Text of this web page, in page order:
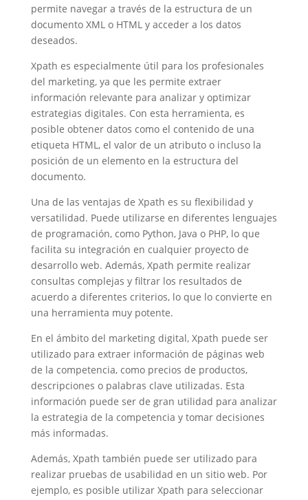
permite navegar a través de la estructura de un
documento XML o HTML y acceder a los datos
deseados.
Xpath es especialmente útil para los profesionales
del marketing, ya que les permite extraer
información relevante para analizar y optimizar
estrategias digitales. Con esta herramienta, es
posible obtener datos como el contenido de una
etiqueta HTML, el valor de un atributo o incluso la
posición de un elemento en la estructura del
documento.
Una de las ventajas de Xpath es su flexibilidad y
versatilidad. Puede utilizarse en diferentes lenguajes
de programación, como Python, Java o PHP, lo que
facilita su integración en cualquier proyecto de
desarrollo web. Además, Xpath permite realizar
consultas complejas y filtrar los resultados de
acuerdo a diferentes criterios, lo que lo convierte en
una herramienta muy potente.
En el ámbito del marketing digital, Xpath puede ser
utilizado para extraer información de páginas web
de la competencia, como precios de productos,
descripciones o palabras clave utilizadas. Esta
información puede ser de gran utilidad para analizar
la estrategia de la competencia y tomar decisiones
más informadas.
Además, Xpath también puede ser utilizado para
realizar pruebas de usabilidad en un sitio web. Por
ejemplo, es posible utilizar Xpath para seleccionar